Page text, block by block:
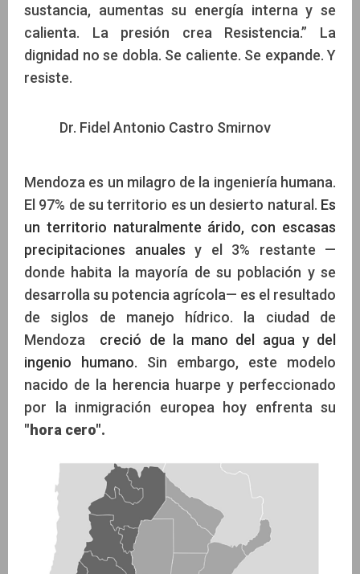
Gabriela Oviedo y Claudia Iturralde
sustancia, aumentas su energía interna y se
calienta. La presión crea Resistencia.” La
dignidad no se dobla. Se caliente. Se expande. Y
resiste.
Dr. Fidel Antonio Castro Smirnov
Mendoza es un milagro de la ingeniería humana.
El 97% de su territorio es un desierto natural. Es
un territorio naturalmente árido, con escasas
precipitaciones anuales y el 3% restante —
donde habita la mayoría de su población y se
desarrolla su potencia agrícola— es el resultado
de siglos de manejo hídrico. la ciudad de
Mendoza
creció de la mano del agua y del
ingenio humano. Sin embargo, este modelo
nacido de la herencia huarpe y perfeccionado
por la inmigración europea hoy enfrenta su
"hora cero".